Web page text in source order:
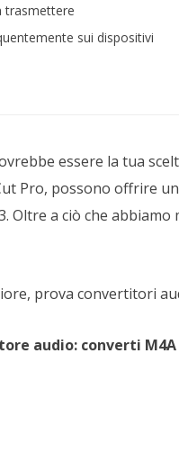
trasmettere
sui dispositivi
essere la tua
Pro, possono offrire
Oltre a ciò che
prova convertitori
audio: converti M4A